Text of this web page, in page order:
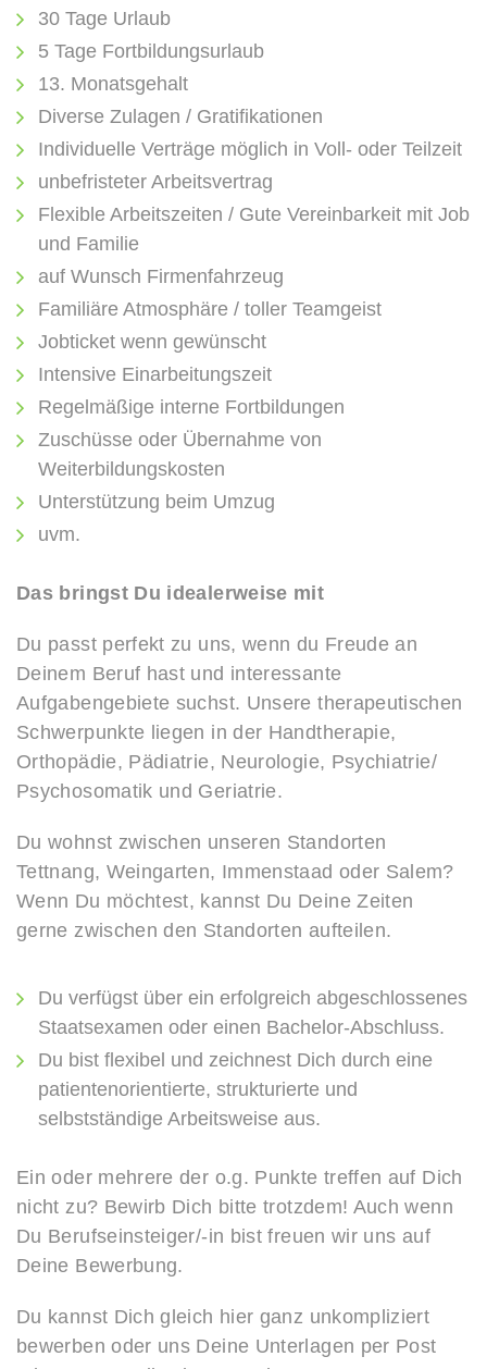
30 Tage Urlaub
5 Tage Fortbildungsurlaub
13. Monatsgehalt
Diverse Zulagen / Gratifikationen
Individuelle Verträge möglich in Voll- oder Teilzeit
unbefristeter Arbeitsvertrag
Flexible Arbeitszeiten / Gute Vereinbarkeit mit Job
und Familie
auf Wunsch Firmenfahrzeug
Familiäre Atmosphäre / toller Teamgeist
Jobticket wenn gewünscht
Intensive Einarbeitungszeit
Regelmäßige interne Fortbildungen
Zuschüsse oder Übernahme von
Weiterbildungskosten
Unterstützung beim Umzug
uvm.
Das bringst Du idealerweise mit
Du passt perfekt zu uns, wenn du Freude an
Deinem Beruf hast und interessante
Aufgabengebiete suchst. Unsere therapeutischen
Schwerpunkte liegen in der Handtherapie,
Orthopädie, Pädiatrie, Neurologie, Psychiatrie/
Psychosomatik und Geriatrie.
Du wohnst zwischen unseren Standorten
Tettnang, Weingarten, Immenstaad oder Salem?
Wenn Du möchtest, kannst Du Deine Zeiten
gerne zwischen den Standorten aufteilen.
Du verfügst über ein erfolgreich abgeschlossenes
Staatsexamen oder einen Bachelor-Abschluss.
Du bist flexibel und zeichnest Dich durch eine
patientenorientierte, strukturierte und
selbstständige Arbeitsweise aus.
Ein oder mehrere der o.g. Punkte treffen auf Dich
nicht zu? Bewirb Dich bitte trotzdem! Auch wenn
Du Berufseinsteiger/-in bist freuen wir uns auf
Deine Bewerbung.
Du kannst Dich gleich hier ganz unkompliziert
bewerben oder uns Deine Unterlagen per Post